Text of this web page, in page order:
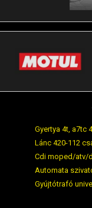
Gyertya 4t, a7tc
Lánc 420-112
Cdi moped/atv/
Automata
Gyújtótrafó